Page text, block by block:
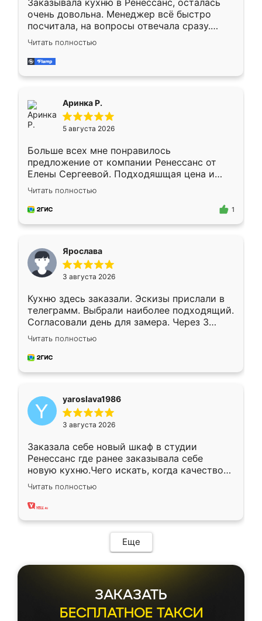
Заказывала кухню в Ренессанс, осталась
очень довольна. Менеджер всё быстро
посчитала, на вопросы отвечала сразу.
Замерщик приехал в субботу, подошёл к
делу со всей ответственностью. Собрали
за день, ребята работали аккуратно, даже
Читать полностью
Аринка Р.
5 августа 2026
Больше всех мне понравилось
предложение от компании Ренессанс от
Елены Сергеевой. Подходяшщая цена и
короткие сроки изготовления. Приехавший
для замера сотрудник Владислав
предложил по моему эскизу самый
Читать полностью
1
Ярослава
3 августа 2026
Кухню здесь заказали. Эскизы прислали в
телеграмм. Выбрали наиболее подходящий.
Согласовали день для замера. Через 3
недели кухня была уже готова. Остались
довольны работой. Спасибо Ренессанс
мебель за качественную работу!
Читать полностью
yaroslava1986
3 августа 2026
Заказала себе новый шкаф в студии
Ренессанс где ранее заказывала себе
новую кухню.Чего искать, когда качеством
вполне довольна. Служит кухня уже почти
два года, нареканий нет.
Читать полностью
Еще
ЗАКАЗАТЬ
БЕСПЛАТНОЕ ТАКСИ